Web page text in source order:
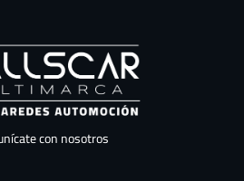
con nosotros